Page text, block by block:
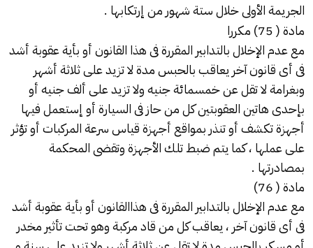
الجريمة الأولى خلال ستة شهور من إرتكابها .
مادة ( 75) مكررا
مع عدم الإخلال بالتدابير المقررة فى هذا القانون أو بأية عقوبة أشد
فى أى قانون آخر يعاقب بالحبس مدة لا تزيد على ثلاثة أشهر
وبغرامة لا تقل عن خمسمائة جنيه ولا تزيد على ألف جنيه أو
بإحدى هاتين العقوبتين كل من حاز فى السيارة أو إستعمل فيها
أجهزة تكشف أو تنذر بمواقع أجهزة قياس سرعة المركبات أو تؤثر
على عملها ، كما يتم ضبط تلك الأجهزة وتقضى المحكمة
بمصادرتها .
مادة ( 76)
مع عدم الإخلال بالتدابير المقررة فى هذاالقانونأو بأية عقوبة أشد
فى أى قانون آخر ، يعاقب كل من قاد مركبة وهو تحت تأثير مخدر